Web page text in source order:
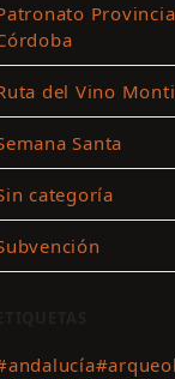
del Vino
Santa
categoría